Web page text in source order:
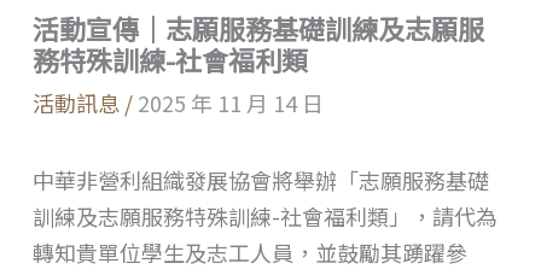
活動宣傳｜志願服務基礎訓練及志願服
務特殊訓練-社會福利類
活動訊息 /2025 年 11 月 14 日
中華非營利組織發展協會將舉辦「志願服務基礎
訓練及志願服務特殊訓練-社會福利類」，請代為
轉知貴單位學生及志工人員，並鼓勵其踴躍參